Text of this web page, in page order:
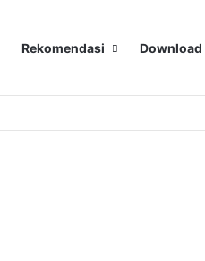
Rekomendasi Download